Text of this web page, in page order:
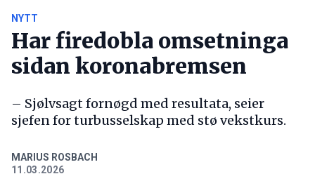
NYTT
Har firedobla omsetninga
sidan koronabremsen
– Sjølvsagt fornøgd med resultata, seier
sjefen for turbusselskap med stø vekstkurs.
MARIUS ROSBACH
11.03.2026